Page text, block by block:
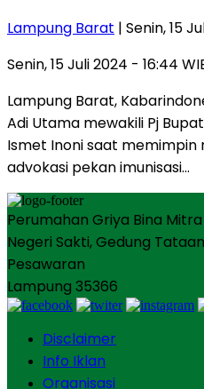
Lampung Barat | Senin, 15
Senin, 15 Juli 2024 - 16:44
Lampung Barat,
Adi Utama mewakili Pj
Ismet Inoni saat
advokasi pekan imunisasi…
Perumahan Griya Bina Mitra
Negeri Sakti, Gedung Tataan
Pesawaran
Lampung 35366
Disclaimer
Info Iklan
Organisasi